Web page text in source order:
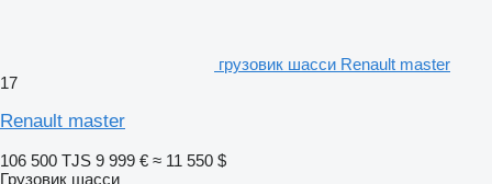
грузовик шасси Renault master
17
Renault master
106 500 TJS 9 999 € ≈ 11 550 $
Грузовик шасси